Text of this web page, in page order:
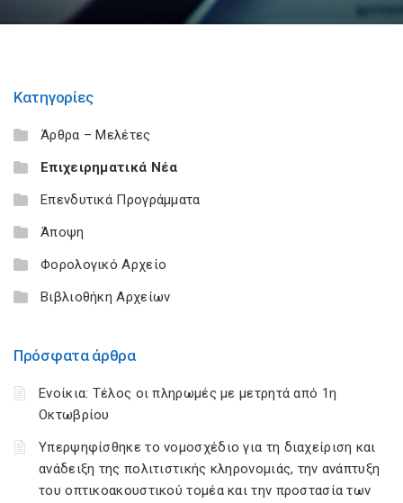
Κατηγορίες
Άρθρα – Μελέτες
Επιχειρηματικά Νέα
Επενδυτικά Προγράμματα
Άποψη
Φορολογικό Αρχείο
Βιβλιοθήκη Αρχείων
Πρόσφατα άρθρα
Ενοίκια: Τέλος οι πληρωμές με μετρητά από 1η
Οκτωβρίου
Υπερψηφίσθηκε το νομοσχέδιο για τη διαχείριση και
ανάδειξη της πολιτιστικής κληρονομιάς, την ανάπτυξη
του οπτικοακουστικού τομέα και την προστασία των